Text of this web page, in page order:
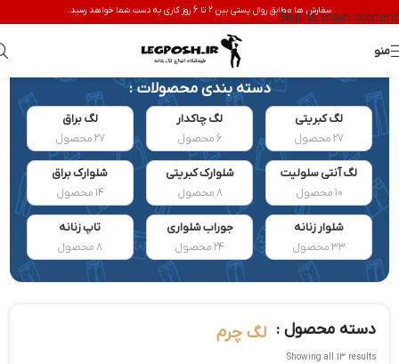
Skip to main contentسفارش ها مطابق روال پستی بین 2 تا 6 روز کاری به دست شما خواهد رسید.
منو
دسته بندی محصولات :
لگ کبریتی
27 محصول
لگ چاکدار
6 محصول
لگ براق
27 محصول
لگ آنتی سلولیت
10 محصول
شلوارک کبریتی
8 محصول
شلوارک براق
14 محصول
شلوار زنانه
33 محصول
جوراب شلواری
24 محصول
تاپ زنانه
8 محصول
دسته محصول : لگ چرم
Showing all 13 results